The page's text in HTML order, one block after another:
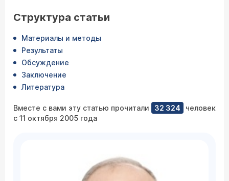
Структура статьи
Материалы и методы
Результаты
Обсуждение
Заключение
Литература
Вместе с вами эту статью прочитали 32 324
человек
с 11 октября 2005 года